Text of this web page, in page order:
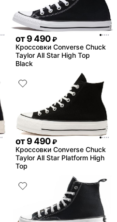
от9 490 ₽
Кроссовки Converse Chuck
Taylor All Star High Top
Black
от9 490 ₽
Кроссовки Converse Chuck
Taylor All Star Platform High
Top